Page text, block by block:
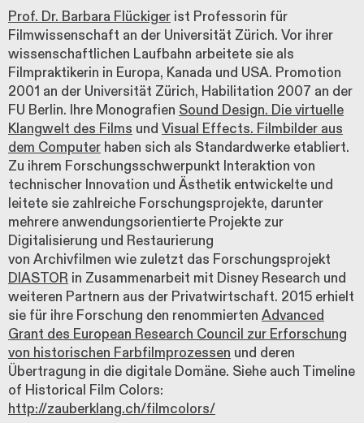
Prof. Dr. Barbara Flückiger ist Professorin für
Filmwissenschaft an der Universität Zürich. Vor ihrer
wissenschaftlichen Laufbahn arbeitete sie als
Filmpraktikerin in Europa, Kanada und USA. Promotion
2001 an der Universität Zürich, Habilitation 2007 an der
FU Berlin. Ihre Monografien Sound Design. Die virtuelle
Klangwelt des Films und Visual Effects. Filmbilder aus
dem Computer haben sich als Standardwerke etabliert.
Zu ihrem Forschungsschwerpunkt Interaktion von
technischer Innovation und Ästhetik entwickelte und
leitete sie zahlreiche Forschungsprojekte, darunter
mehrere anwendungsorientierte Projekte zur
Digitalisierung und Restaurierung
von Archivfilmen wie zuletzt das Forschungsprojekt
DIASTOR in Zusammenarbeit mit Disney Research und
weiteren Partnern aus der Privatwirtschaft. 2015 erhielt
sie für ihre Forschung den renommierten Advanced
Grant des European Research Council zur Erforschung
von historischen Farbfilmprozessen und deren
Übertragung in die digitale Domäne. Siehe auch Timeline
of Historical Film Colors:
http://zauberklang.ch/filmcolors/